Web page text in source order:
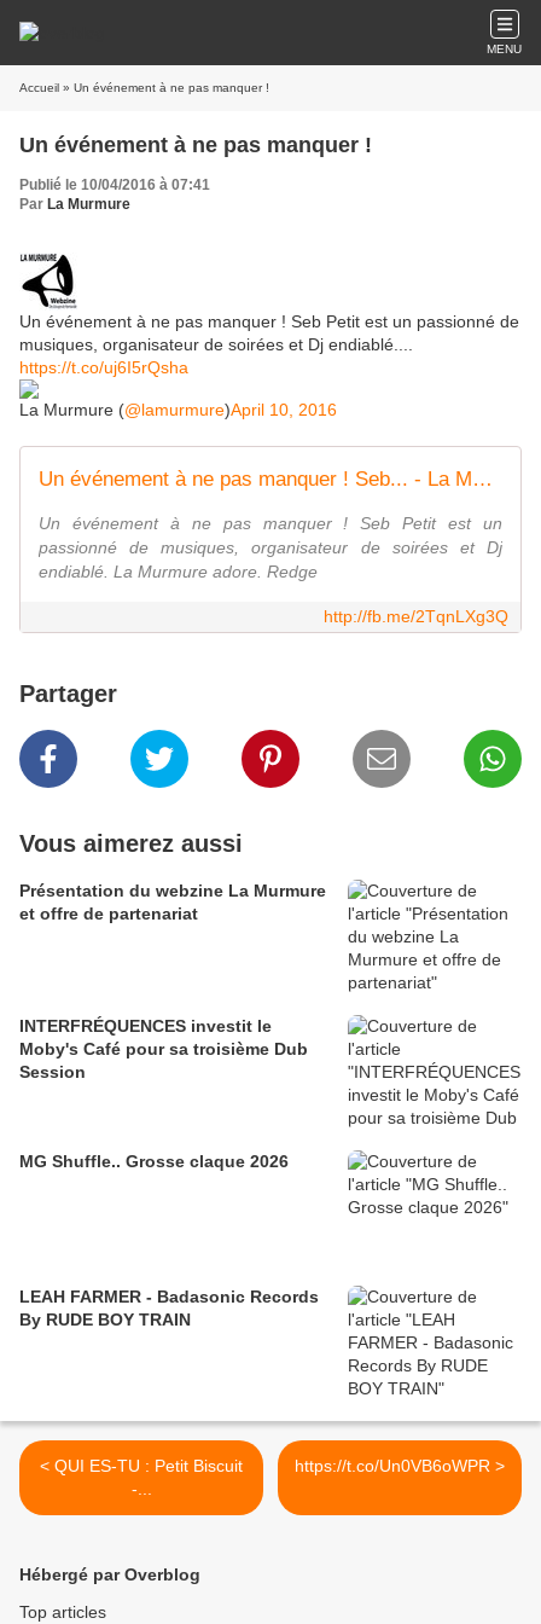
MENU
Accueil » Un événement à ne pas manquer !
Un événement à ne pas manquer !
Publié le 10/04/2016 à 07:41
Par La Murmure
Un événement à ne pas manquer ! Seb Petit est un passionné de
musiques, organisateur de soirées et Dj endiablé....
https://t.co/uj6I5rQsha
La Murmure (@lamurmure)April 10, 2016
Un événement à ne pas manquer ! Seb... - La Murmure Webzine des Groupes de Normandie | Facebook
Un événement à ne pas manquer ! Seb Petit est un
passionné de musiques, organisateur de soirées et Dj
endiablé. La Murmure adore. Redge
http://fb.me/2TqnLXg3Q
Partager
Vous aimerez aussi
Présentation du webzine La Murmure
et offre de partenariat
INTERFRÉQUENCES investit le
Moby's Café pour sa troisième Dub
Session
MG Shuffle.. Grosse claque 2026
LEAH FARMER - Badasonic Records
By RUDE BOY TRAIN
< QUI ES-TU : Petit Biscuit
-...
https://t.co/Un0VB6oWPR >
Hébergé par Overblog
Top articles